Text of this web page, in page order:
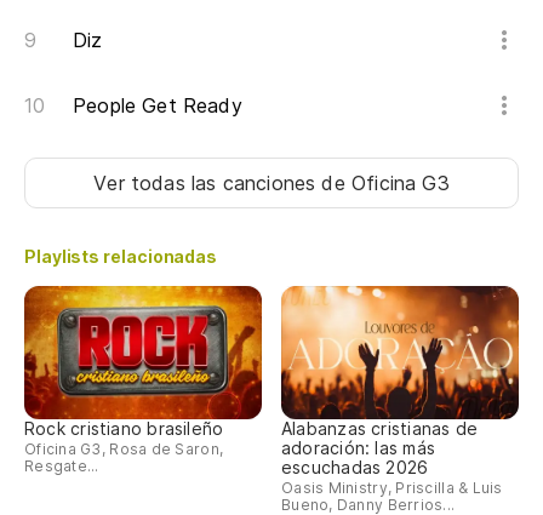
Diz
People Get Ready
Ver todas las cancionesde Oficina G3
Playlists relacionadas
Rock cristiano brasileño
Oficina G3, Rosa de Saron,
Resgate...
Alabanzas cristianas de
adoración: las más
escuchadas 2026
Oasis Ministry, Priscilla & Luis
Bueno, Danny Berrios...